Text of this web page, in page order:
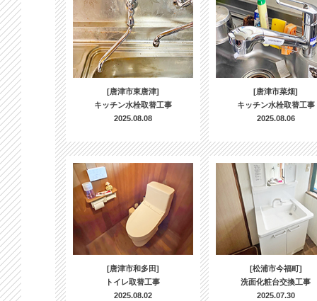
[唐津市東唐津]
キッチン水栓取替工事
2025.08.08
[唐津市菜畑]
キッチン水栓取替工事
2025.08.06
[唐津市和多田]
トイレ取替工事
2025.08.02
[松浦市今福町]
洗面化粧台交換工事
2025.07.30